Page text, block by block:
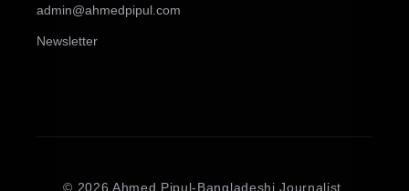
admin@ahmedpipul.com
Newsletter
© 2026 Ahmed Pipul-Bangladeshi Journalist,